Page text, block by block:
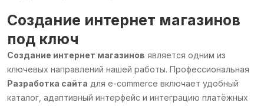
Создание интернет магазинов
под ключ
Создание интернет магазинов является одним из
ключевых направлений нашей работы. Профессиональная
Разработка сайта для e-commerce включает удобный
каталог, адаптивный интерфейс и интеграцию платёжных